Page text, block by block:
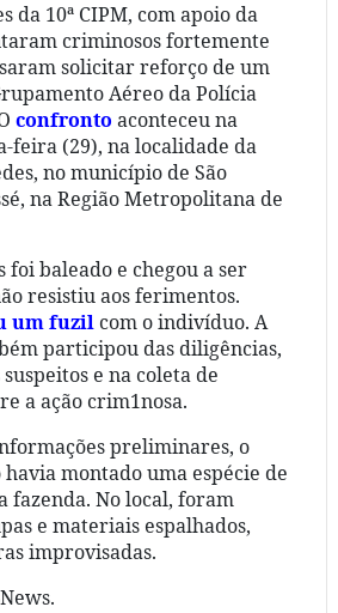
da 10ª CIPM, com apoio da
criminosos fortemente
solicitar reforço de um
Aéreo da Polícia
confronto aconteceu na
feira (29), na localidade da
no município de São
na Região Metropolitana de
foi baleado e chegou a ser
resistiu aos ferimentos.
um fuzilcom o indivíduo. A
participou das diligências,
e na coleta de
a ação crim1nosa.
preliminares, o
montado uma espécie de
fazenda. No local, foram
e materiais espalhados,
improvisadas.